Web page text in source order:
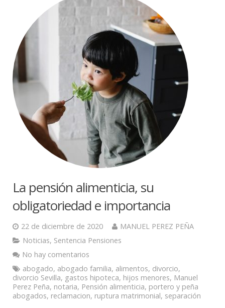
La pensión alimenticia, su
obligatoriedad e importancia
22 de diciembre de 2020
MANUEL PEREZ PEÑA
Noticias, Sentencia Pensiones
No hay comentarios
abogado, abogado familia, alimentos, divorcio,
divorcio Sevilla, gastos hipoteca, hijos menores, Manuel
Perez Peña, notaria, Pensión alimenticia, portero y peña
abogados, reclamacion, ruptura matrimonial, separación